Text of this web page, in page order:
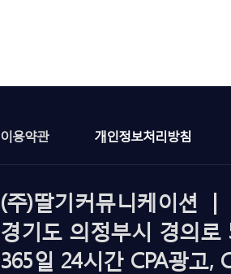
이용약관 개인정보처리방침
(주)딸기커뮤니케이션
경기도 의정부시 경의
365일 24시간 CPA광고,